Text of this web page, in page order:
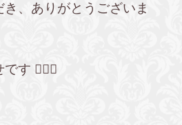
、ありがとうございま
す 🙋🏻‍♀️